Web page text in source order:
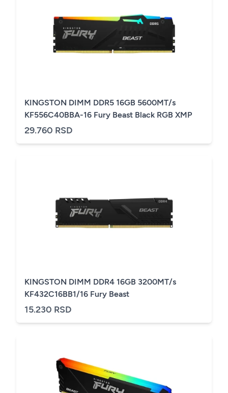
KINGSTON DIMM DDR5 16GB 5600MT/s
KF556C40BBA-16 Fury Beast Black RGB XMP
29.760 RSD
KINGSTON DIMM DDR4 16GB 3200MT/s
KF432C16BB1/16 Fury Beast
15.230 RSD